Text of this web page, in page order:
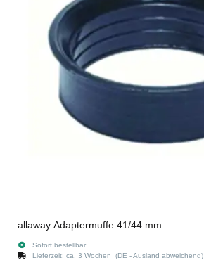
allaway Adaptermuffe 41/44 mm
Sofort bestellbar
Lieferzeit: ca. 3 Wochen (DE - Ausland abweichend)